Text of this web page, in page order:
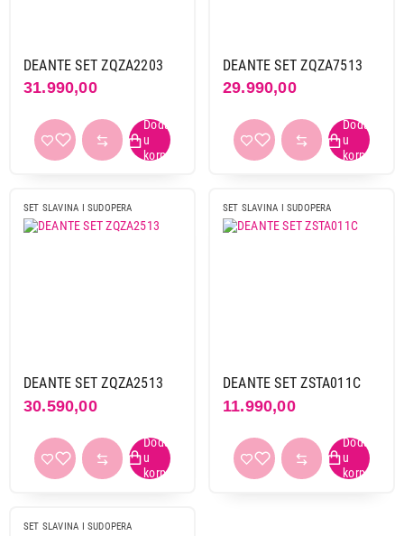
DEANTE SET ZQZA2203
31.990,00
DEANTE SET ZQZA7513
29.990,00
SET SLAVINA I SUDOPERA
DEANTE SET ZQZA2513
30.590,00
SET SLAVINA I SUDOPERA
DEANTE SET ZSTA011C
11.990,00
SET SLAVINA I SUDOPERA